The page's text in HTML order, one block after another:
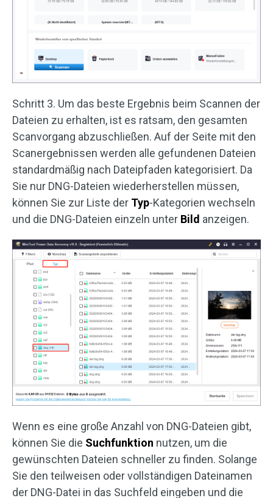
Schritt 3. Um das beste Ergebnis beim Scannen der
Dateien zu erhalten, ist es ratsam, den gesamten
Scanvorgang abzuschließen. Auf der Seite mit den
Scanergebnissen werden alle gefundenen Dateien
standardmäßig nach Dateipfaden kategorisiert. Da
Sie nur DNG-Dateien wiederherstellen müssen,
können Sie zur Liste der Typ-Kategorien wechseln
und die DNG-Dateien einzeln unter Bild anzeigen.
Wenn es eine große Anzahl von DNG-Dateien gibt,
können Sie die Suchfunktion nutzen, um die
gewünschten Dateien schneller zu finden. Solange
Sie den teilweisen oder vollständigen Dateinamen
der DNG-Datei in das Suchfeld eingeben und die